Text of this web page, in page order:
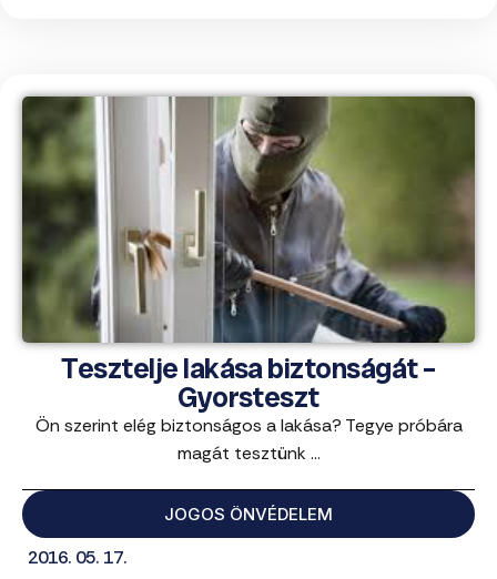
Tesztelje lakása biztonságát –
Gyorsteszt
Ön szerint elég biztonságos a lakása? Tegye próbára
magát tesztünk ...
JOGOS ÖNVÉDELEM
2016. 05. 17.